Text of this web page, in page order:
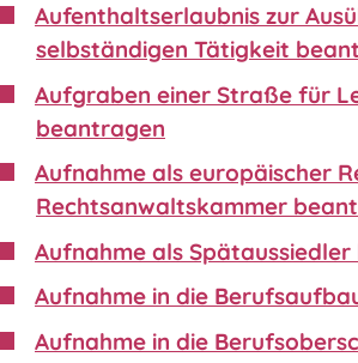
Aufenthaltserlaubnis zur
selbständigen Tätigkeit
Aufgraben einer Straße für
beantragen
Aufnahme als europäischer
Rechtsanwaltskammer
Aufnahme als
Aufnahme in die
Aufnahme in die